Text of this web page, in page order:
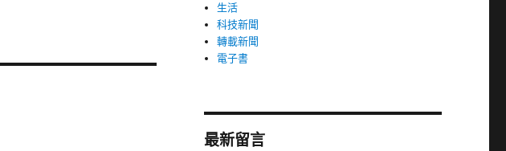
生活
科技新聞
轉載新聞
電子書
最新留言